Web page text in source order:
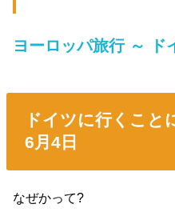
ヨーロッパ旅行 ～ ド
ドイツに行くこと
6月4日
なぜかって?